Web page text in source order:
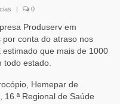
| 0
Produserv em
conta do atraso nos
que mais de 1000
todo estado.
Hemepar de
Regional de Saúde